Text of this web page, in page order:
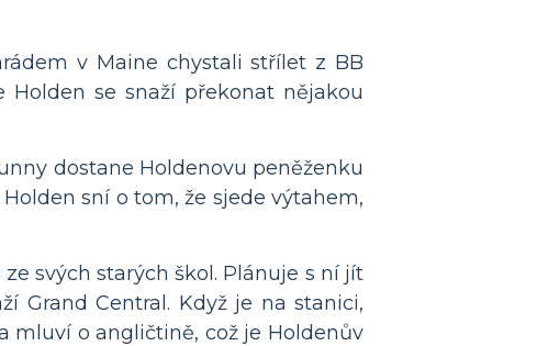
v Maine chystali střílet z BB
se snaží překonat nějakou
dostane Holdenovu peněženku
sní o tom, že sjede výtahem,
svých starých škol. Plánuje s ní jít
Grand Central. Když je na stanici,
mluví o angličtině, což je Holdenův